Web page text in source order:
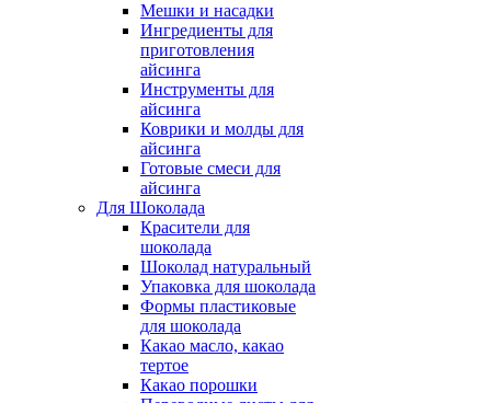
Мешки и насадки
Ингредиенты для
приготовления
айсинга
Инструменты для
айсинга
Коврики и молды для
айсинга
Готовые смеси для
айсинга
Для Шоколада
Красители для
шоколада
Шоколад натуральный
Упаковка для шоколада
Формы пластиковые
для шоколада
Какао масло, какао
тертое
Какао порошки